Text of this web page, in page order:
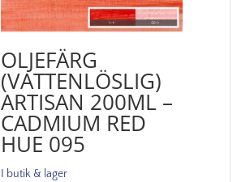
OLJEFÄRG
(VATTENLÖSLIG)
ARTISAN 200ML –
CADMIUM RED
HUE 095
I butik & lager